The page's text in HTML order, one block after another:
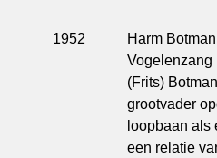
1952
Harm
Vogelenzang
(Frits)
grootvader
loopbaan als
een relatie